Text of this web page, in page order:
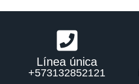
Línea única
+573132852121